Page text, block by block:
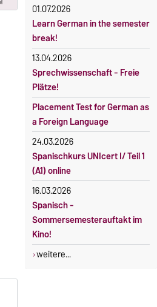
Oktober 2026.
Kursteilnahme nur nach
fristgerechter Online-
Anmeldung
Gebührenbefreiungen bei
curricularer Sprachausbildung
Gebührenbefreiung bei
Incomings
01.07.2026
Learn German in the semester
break!
13.04.2026
Sprechwissenschaft - Freie
Plätze!
Placement Test for German as
a Foreign Language
24.03.2026
Spanischkurs UNIcert I/ Teil 1
(A1) online
16.03.2026
Spanisch -
Sommersemesterauftakt im
Kino!
weitere...